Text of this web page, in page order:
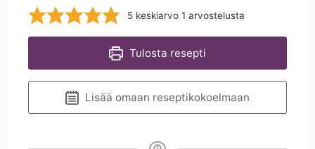
5keskiarvo 1 arvostelusta
Tulosta resepti
Lisää omaan reseptikokoelmaan